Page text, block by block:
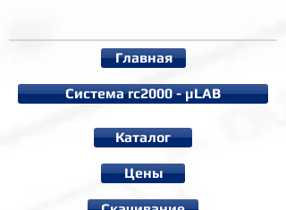
Цены
Каталог
Система rc2000 - µLAB
Главная